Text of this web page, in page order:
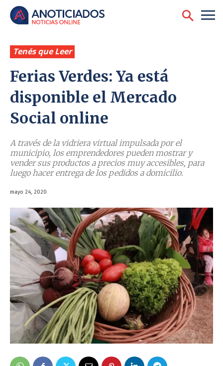
Tenés que Leer
Ferias Verdes: Ya está
disponible el Mercado
Social online
A través de la vidriera virtual impulsada por el
municipio, los emprendedores pueden mostrar y
vender sus productos a precios muy accesibles, para
luego hacer entrega de los pedidos a domicilio.
mayo 24, 2020